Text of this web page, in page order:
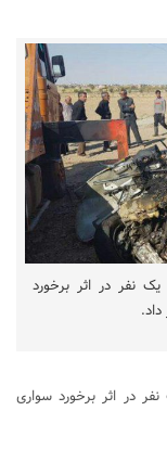
نفر در اثر برخورد
در اثر برخورد سواری